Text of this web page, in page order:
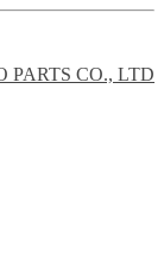
PARTS CO., LTD